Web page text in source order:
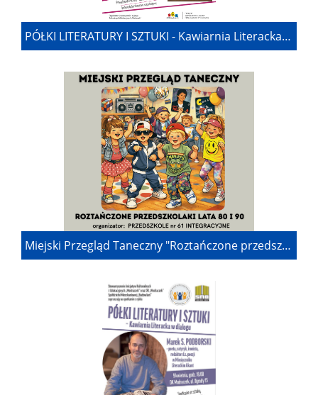
PÓŁKI LITERATURY I SZTUKI - Kawiarnia Literacka w dialogu
Miejski Przegląd Taneczny "Roztańczone przedszkolaki" lata 80 i 90